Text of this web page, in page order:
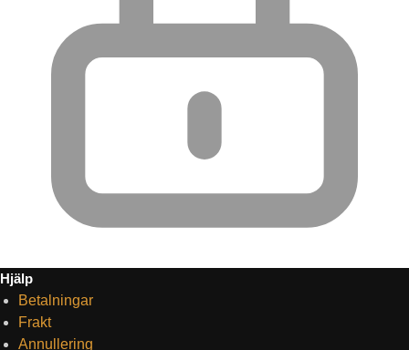
Hjälp
Betalningar
Frakt
Annullering